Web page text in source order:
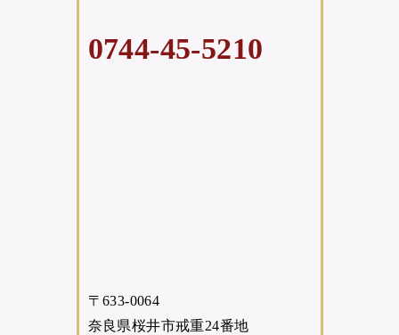
0744-45-5210
〒633-0064
奈良県桜井市戒重24番地